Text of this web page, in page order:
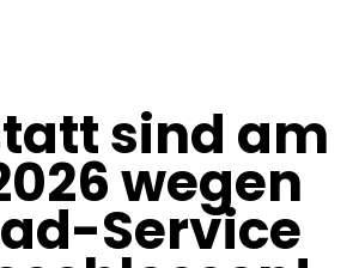
sind am
wegen
Service